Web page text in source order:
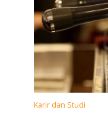
Karir dan Studi